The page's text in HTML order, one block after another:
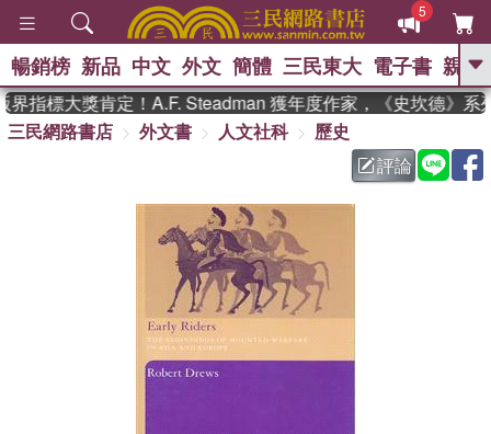
5
GO
熱搜： 東野圭吾 、
父親節 、 如果歷
暑期推薦 、 國際布克
獎 臺灣漫遊錄 、 方念華
登輝時代 、
偉大的迷走神經
暢銷榜 新品 中文 外文 簡體 三民東大 電子書 親子
指標大獎肯定！A.F. Steadman 獲年度作家，《史坎德》系列
三民網路書店
外文書 人文社科
歷史
評論